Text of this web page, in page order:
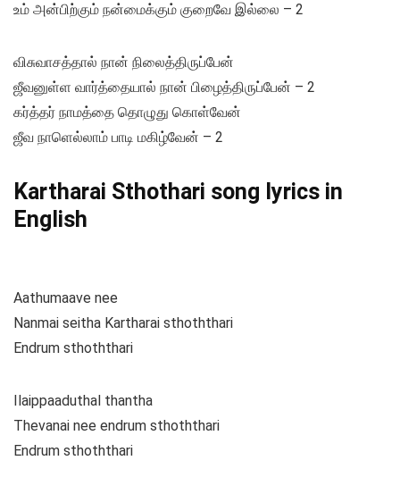
உம் அன்பிற்கும் நன்மைக்கும் குறைவே இல்லை – 2
விசுவாசத்தால் நான் நிலைத்திருப்பேன்
ஜீவனுள்ள வார்த்தையால் நான் பிழைத்திருப்பேன் – 2
கர்த்தர் நாமத்தை தொழுது கொள்வேன்
ஜீவ நாளெல்லாம் பாடி மகிழ்வேன் – 2
Kartharai Sthothari song lyrics in
English
Aathumaave nee
Nanmai seitha Kartharai sthoththari
Endrum sthoththari
Ilaippaaduthal thantha
Thevanai nee endrum sthoththari
Endrum sthoththari